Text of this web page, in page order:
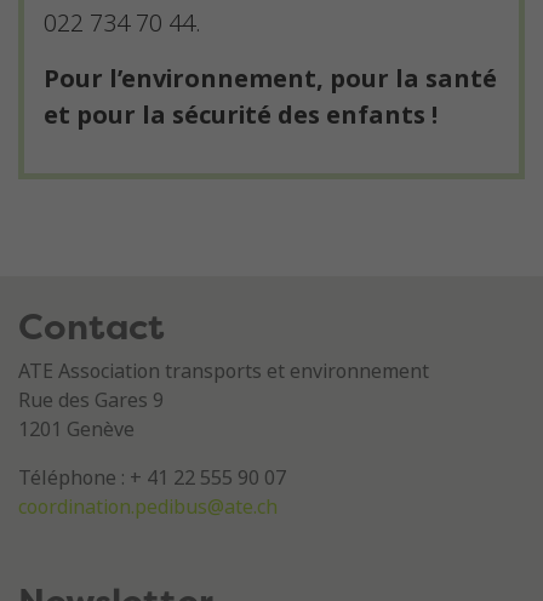
022 734 70 44.
Pour l’environnement, pour la santé
et pour la sécurité des enfants !
Contact
ATE Association transports et environnement
Rue des Gares 9
1201 Genève
Téléphone : + 41 22 555 90 07
coordination.pedibus@ate.ch